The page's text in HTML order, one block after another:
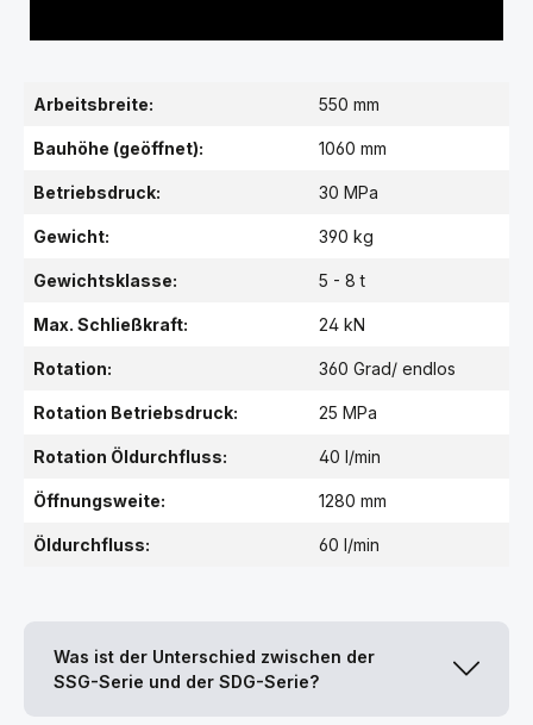
Arbeitsbreite: 550 mm
Bauhöhe (geöffnet): 1060 mm
Betriebsdruck: 30 MPa
Gewicht: 390 kg
Gewichtsklasse: 5 - 8 t
Max. Schließkraft: 24 kN
Rotation: 360 Grad/ endlos
Rotation Betriebsdruck: 25 MPa
Rotation Öldurchfluss: 40 l/min
Öffnungsweite: 1280 mm
Öldurchfluss: 60 l/min
Was ist der Unterschied zwischen der
SSG-Serie und der SDG-Serie?